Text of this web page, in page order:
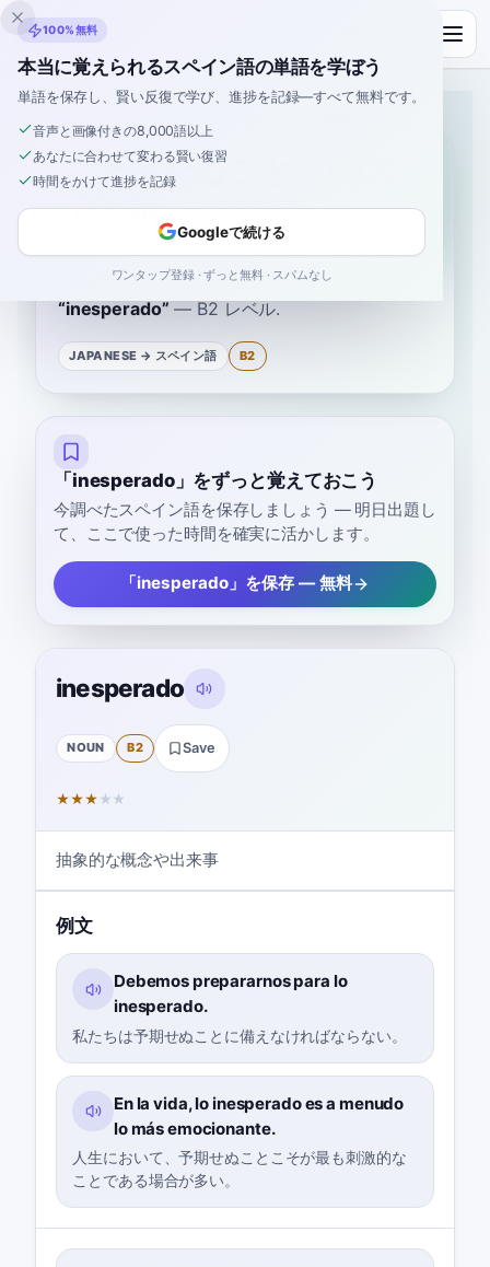
Inklingo
「予期せぬこと」のスペ
イン語
のスペイン語は“予期せぬこと”です
“inesperado” — B2 レベル.
JAPANESE → スペイン語 B2
「inesperado」をずっと覚えておこう
今調べたスペイン語を保存しましょう — 明日出題し
て、ここで使った時間を確実に活かします。
「inesperado」を保存 — 無料
inesperado
NOUN B2 Save
★★★ ★ ★
抽象的な概念や出来事
例文
Debemos prepararnos para lo
inesperado.
私たちは予期せぬことに備えなければならない。
En la vida, lo inesperado es a menudo
lo más emocionante.
人生において、予期せぬことこそが最も刺激的な
ことである場合が多い。
100%無料
本当に覚えられるスペイン語の単語を学ぼう
単語を保存し、賢い反復で学び、進捗を記録—すべて無料です。
音声と画像付きの8,000語以上
あなたに合わせて変わる賢い復習
時間をかけて進捗を記録
Googleで続ける
ワンタップ登録 · ずっと無料 · スパムなし